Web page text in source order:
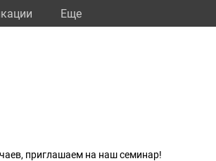
Eще
приглашаем на наш семинар!